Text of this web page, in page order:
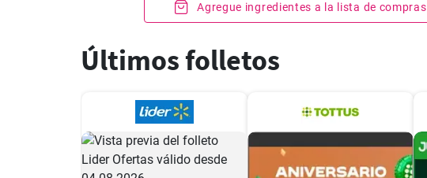
Agregue ingredientes a la lista de compras
Últimos folletos